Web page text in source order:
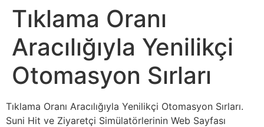
Tıklama Oranı
Aracılığıyla Yenilikçi
Otomasyon Sırları
Tıklama Oranı Aracılığıyla Yenilikçi Otomasyon Sırları.
Suni Hit ve Ziyaretçi Simülatörlerinin Web Sayfası